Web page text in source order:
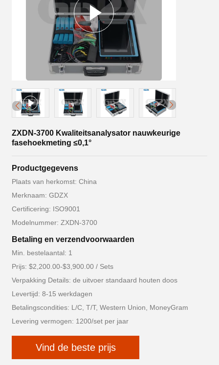
ZXDN-3700 Kwaliteitsanalysator nauwkeurige
fasehoekmeting ≤0,1°
Productgegevens
Plaats van herkomst: China
Merknaam: GDZX
Certificering: ISO9001
Modelnummer: ZXDN-3700
Betaling en verzendvoorwaarden
Min. bestelaantal: 1
Prijs: $2,200.00-$3,900.00 / Sets
Verpakking Details: de uitvoer standaard houten doos
Levertijd: 8-15 werkdagen
Betalingscondities: L/C, T/T, Western Union, MoneyGram
Levering vermogen: 1200/set per jaar
Vind de beste prijs